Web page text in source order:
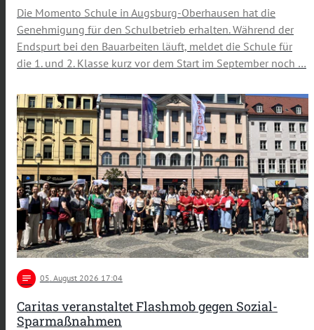
Die Momento Schule in Augsburg-Oberhausen hat die
Genehmigung für den Schulbetrieb erhalten. Während der
Endspurt bei den Bauarbeiten läuft, meldet die Schule für
die 1. und 2. Klasse kurz vor dem Start im September noch …
notes 05. August 2026 17:04
Caritas veranstaltet Flashmob gegen Sozial-
Sparmaßnahmen